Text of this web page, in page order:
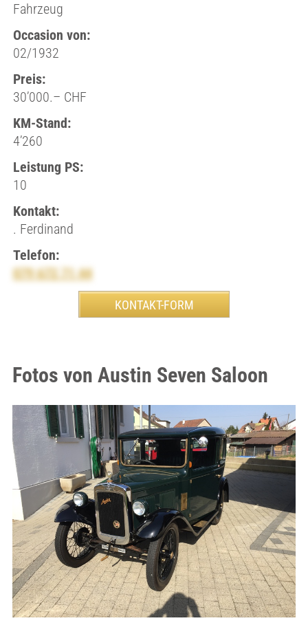
Fahrzeug
Occasion von:
02/1932
Preis:
30’000.– CHF
KM-Stand:
4’260
Leistung PS:
10
Kontakt:
. Ferdinand
Telefon:
079 672 71 44
Fotos von Austin Seven Saloon